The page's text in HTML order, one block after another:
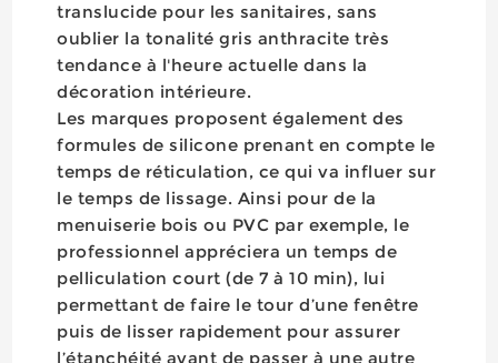
translucide pour les sanitaires, sans
oublier la tonalité gris anthracite très
tendance à l'heure actuelle dans la
décoration intérieure.
Les marques proposent également des
formules de silicone prenant en compte le
temps de réticulation, ce qui va influer sur
le temps de lissage. Ainsi pour de la
menuiserie bois ou PVC par exemple, le
professionnel appréciera un temps de
pelliculation court (de 7 à 10 min), lui
permettant de faire le tour d’une fenêtre
puis de lisser rapidement pour assurer
l’étanchéité avant de passer à une autre